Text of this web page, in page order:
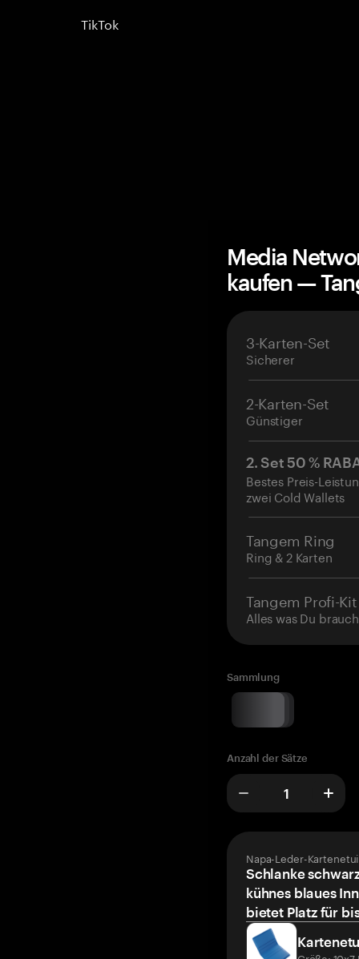
TikTok
Media
kaufen —
3-Karten-Set
Sicherer
2-Karten-Set
Günstiger
2. Set 50 %
Bestes Preis-
zwei Cold Wallets
Tangem Ring
Ring & 2 Karten
Tangem Profi-Kit
Alles was Du
Sammlung
Anzahl der Sätze
Napa-Leder-
Schlanke
kühnes blaues
bietet Platz für